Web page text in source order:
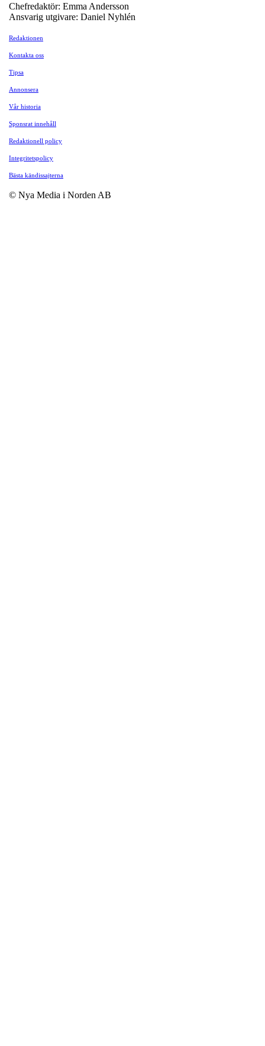
Chefredaktör: Emma Andersson
Ansvarig utgivare: Daniel Nyhlén
Redaktionen
Kontakta oss
Tipsa
Annonsera
Vår historia
Sponsrat innehåll
Redaktionell policy
Integritetspolicy
Bästa kändissajterna
© Nya Media i Norden AB